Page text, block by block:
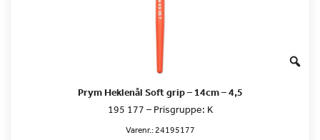
Prym Heklenål Soft grip – 14cm – 4,5
195 177 – Prisgruppe: K
Varenr.:24195177